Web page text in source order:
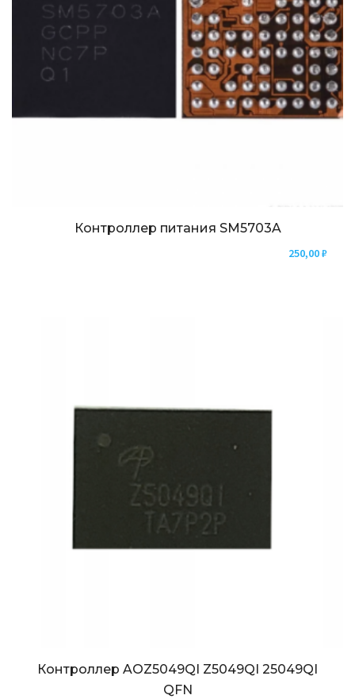
Контроллер питания SM5703A
250,00₽
Контроллер AOZ5049QI Z5049QI 25049QI
QFN